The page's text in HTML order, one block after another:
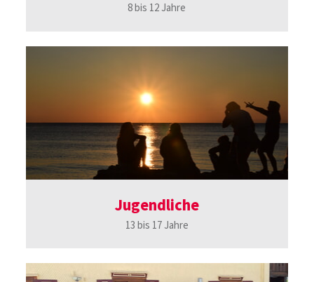
8 bis 12 Jahre
Jugendliche
13 bis 17 Jahre